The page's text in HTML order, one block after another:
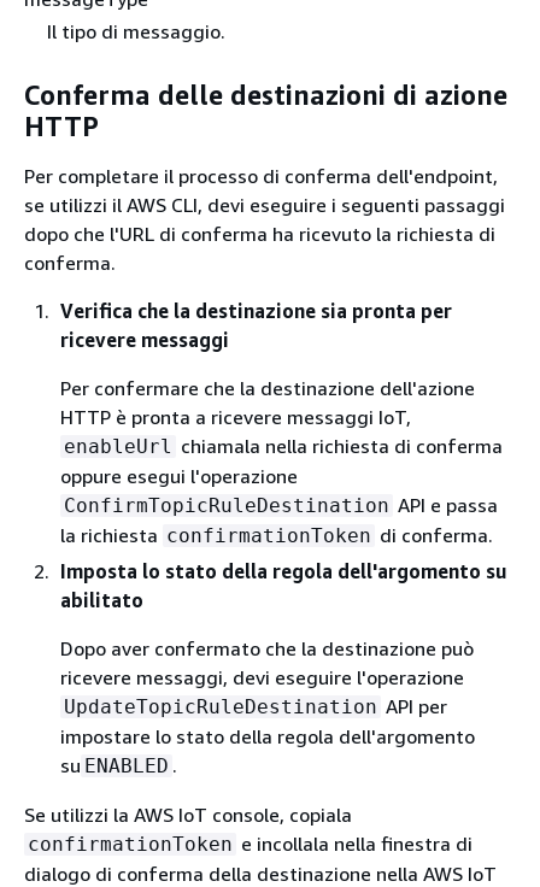
Il tipo di messaggio.
Conferma delle destinazioni di azione
HTTP
Per completare il processo di conferma dell'endpoint,
se utilizzi il AWS CLI, devi eseguire i seguenti passaggi
dopo che l'URL di conferma ha ricevuto la richiesta di
conferma.
Verifica che la destinazione sia pronta per
ricevere messaggi
Per confermare che la destinazione dell'azione
HTTP è pronta a ricevere messaggi IoT,
enableUrl chiamala nella richiesta di conferma
oppure esegui l'operazione
ConfirmTopicRuleDestination API e passa
la richiesta confirmationToken di conferma.
Imposta lo stato della regola dell'argomento su
abilitato
Dopo aver confermato che la destinazione può
ricevere messaggi, devi eseguire l'operazione
UpdateTopicRuleDestination API per
impostare lo stato della regola dell'argomento
su ENABLED .
Se utilizzi la AWS IoT console, copiala
confirmationToken e incollala nella finestra di
dialogo di conferma della destinazione nella AWS IoT